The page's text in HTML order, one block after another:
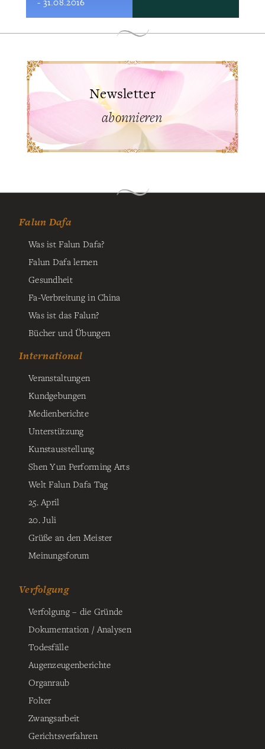
abonnieren
Newsletter
Falun Dafa
Was ist Falun Dafa?
Falun Dafa lernen
Gesundheit
Fa-Verbreitung in China
Was ist das Falun?
Bücher und Übungen
International
Veranstaltungen
Kundgebungen
Medienberichte
Unterstützung
Kunstausstellung
Shen Yun Performing Arts
Welt Falun Dafa Tag
25. April
20. Juli
Grüße an den Meister
Meinungsforum
Verfolgung
Verfolgung – die Gründe
Dokumentation / Analysen
Todesfälle
Augenzeugenberichte
Organraub
Folter
Zwangsarbeit
Gerichtsverfahren